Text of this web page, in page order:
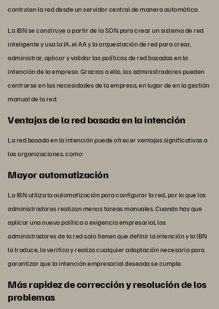
controlen la red desde un servidor central de manera automática.
La IBN se construye a partir de la SDN para crear un sistema de red
inteligente y usa la IA, el AA y la orquestación de red para crear,
administrar, aplicar y validar las políticas de red basadas en la
intención de la empresa. Gracias a ello, los administradores pueden
centrarse en las necesidades de la empresa, en lugar de en la gestión
manual de la red.
Ventajas de la red basada en la intención
La red basada en la intención puede ofrecer ventajas significativas a
las organizaciones, como:
Mayor automatización
La IBN utiliza la automatización para configurar la red, por lo que los
administradores realizan menos tareas manuales. Cuando hay que
aplicar una nueva política o exigencia empresarial, los
administradores de la red solo tienen que definir la intención y la IBN
la traduce, la verifica y realiza cualquier adaptación necesaria para
garantizar que la intención empresarial deseada se cumple.
Más rapidez de corrección y resolución de los
problemas